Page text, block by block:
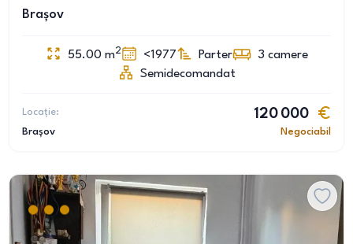
Brașov
55.00 m2 <1977 Parter 3 camere
Semidecomandat
Locație:
Brașov
120 000
Negociabil